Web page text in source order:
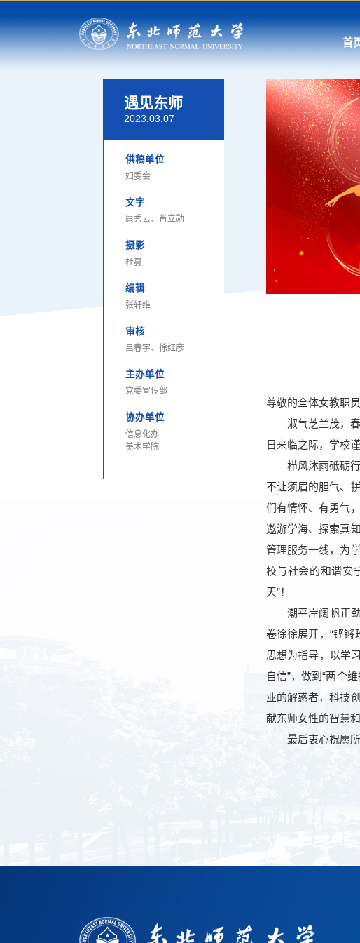
首
遇见东师
2023.03.07
供稿单位
妇委会
文字
康秀云、肖立勋
摄影
杜蔓
编辑
张轩维
审核
吕春宇、徐红彦
主办单位
党委宣传部
协办单位
信息化办
美术学院
尊敬的全体女教职员
淑气芝兰茂，春
日来临之际，学校
栉风沐雨砥砺行
不让须眉的胆气、
们有情怀、有勇气
遨游学海、探索真
管理服务一线，为
校与社会的和谐安
天”！
潮平岸阔帆正劲
卷徐徐展开，“铿
思想为指导，以学
自信”，做到“两个
业的解惑者，科技
献东师女性的智慧和
最后衷心祝愿所